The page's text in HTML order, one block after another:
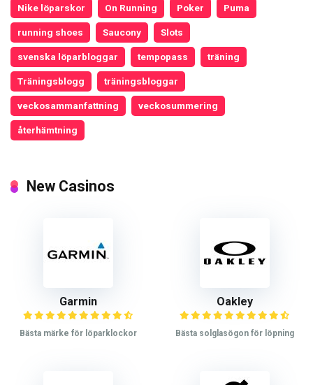
Nike löparskor On Running Poker Puma
running shoes Saucony Slots
svenska löparbloggar tempopass träning
Träningsblogg träningsbloggar
veckosammanfattning veckosummering
återhämtning
New Casinos
Garmin
Bästa märke för löparklockor
Oakley
Bästa solglasögon för löpning